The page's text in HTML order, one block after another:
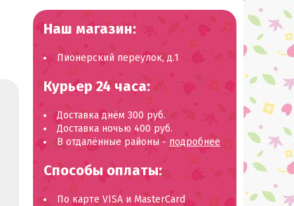
Наш магазин:
Пионерский переулок, д.1
Курьер 24 часа:
Доставка днём 300 руб.
Доставка ночью 400 руб.
В отдалённые районы - подробнее
Способы оплаты:
По карте VISA и MasterCard